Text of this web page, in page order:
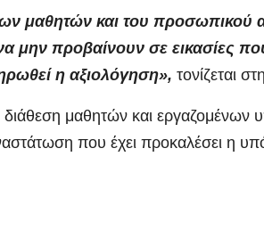
μαθητών και του προσωπικού
μην προβαίνουν σε εικασίες
η αξιολόγηση», τονίζεται
μαθητών και εργαζομένων
που έχει προκαλέσει η